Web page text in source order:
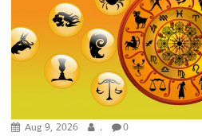
Aug 9, 2026 . 0